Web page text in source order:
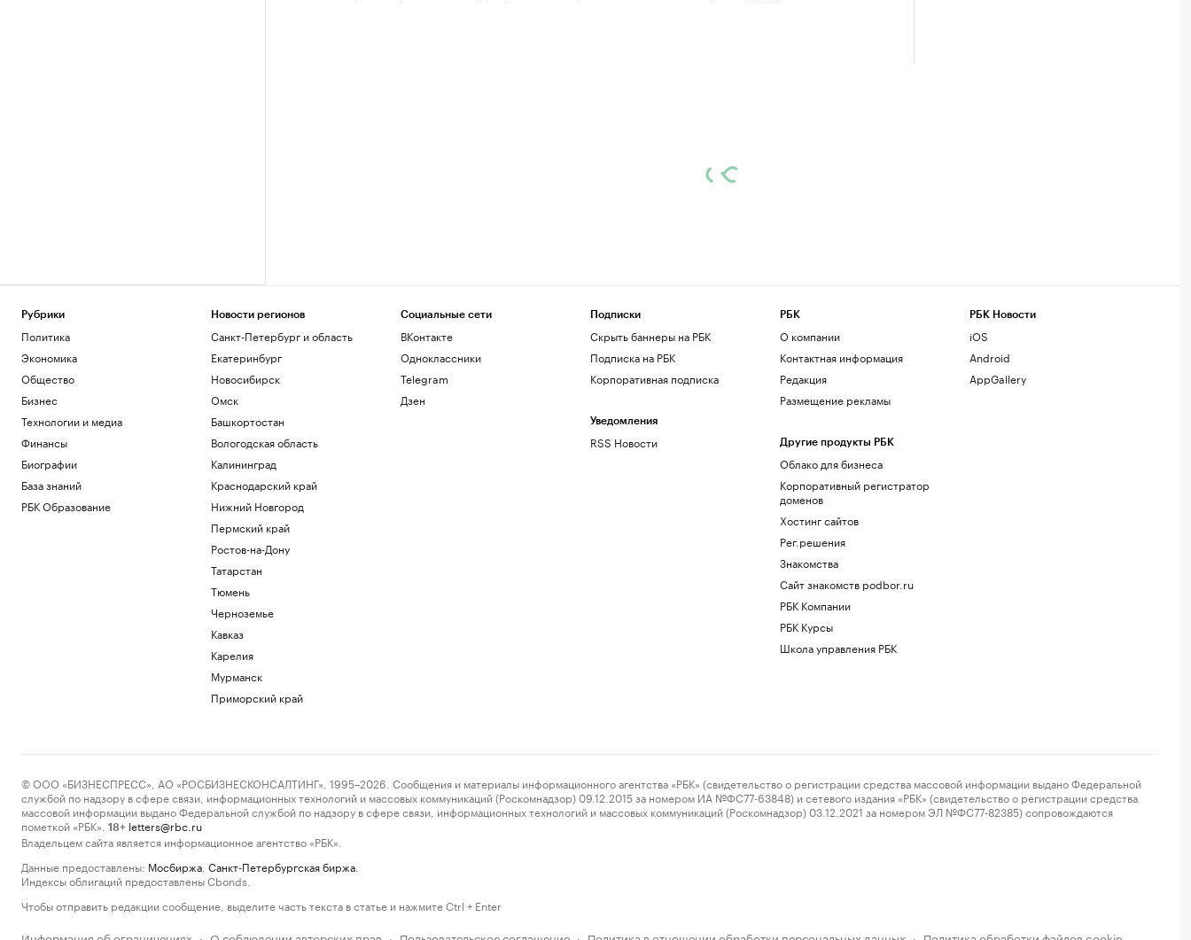
Рубрики
Политика
Экономика
Общество
Бизнес
Технологии и медиа
Финансы
Биографии
База знаний
РБК Образование
Новости регионов
Санкт-Петербург и область
Екатеринбург
Новосибирск
Омск
Башкортостан
Вологодская область
Калининград
Краснодарский край
Нижний Новгород
Пермский край
Ростов-на-Дону
Татарстан
Тюмень
Черноземье
Кавказ
Карелия
Мурманск
Приморский край
Социальные сети
ВКонтакте
Одноклассники
Telegram
Дзен
Подписки
Скрыть баннеры на РБК
Подписка на РБК
Корпоративная подписка
Уведомления
RSS Новости
РБК
О компании
Контактная информация
Редакция
Размещение рекламы
Другие продукты РБК
Облако для бизнеса
Корпоративный регистратор
доменов
Хостинг сайтов
Рег.решения
Знакомства
Сайт знакомств podbor.ru
РБК Компании
РБК Курсы
Школа управления РБК
РБК Новости
iOS
Android
AppGallery
© ООО «БИЗНЕСПРЕСС», АО «РОСБИЗНЕСКОНСАЛТИНГ», 1995–2026. Сообщения и материалы информационного агентства «РБК» (свидетельство о регистрации средства массовой информации выдано Федеральной
службой по надзору в сфере связи, информационных технологий и массовых коммуникаций (Роскомнадзор) 09.12.2015 за номером ИА №ФС77-63848) и сетевого издания «РБК» (свидетельство о регистрации средства
массовой информации выдано Федеральной службой по надзору в сфере связи, информационных технологий и массовых коммуникаций (Роскомнадзор) 03.12.2021 за номером ЭЛ №ФС77-82385) сопровождаются
пометкой «РБК».
18+ letters@rbc.ru
Владельцем сайта является информационное агентство «РБК».
Данные предоставлены: Мосбиржа Санкт-Петербургская биржа
Индексы облигаций предоставлены Cbonds.
Чтобы отправить редакции сообщение, выделите часть текста в статье и нажмите Ctrl + Enter